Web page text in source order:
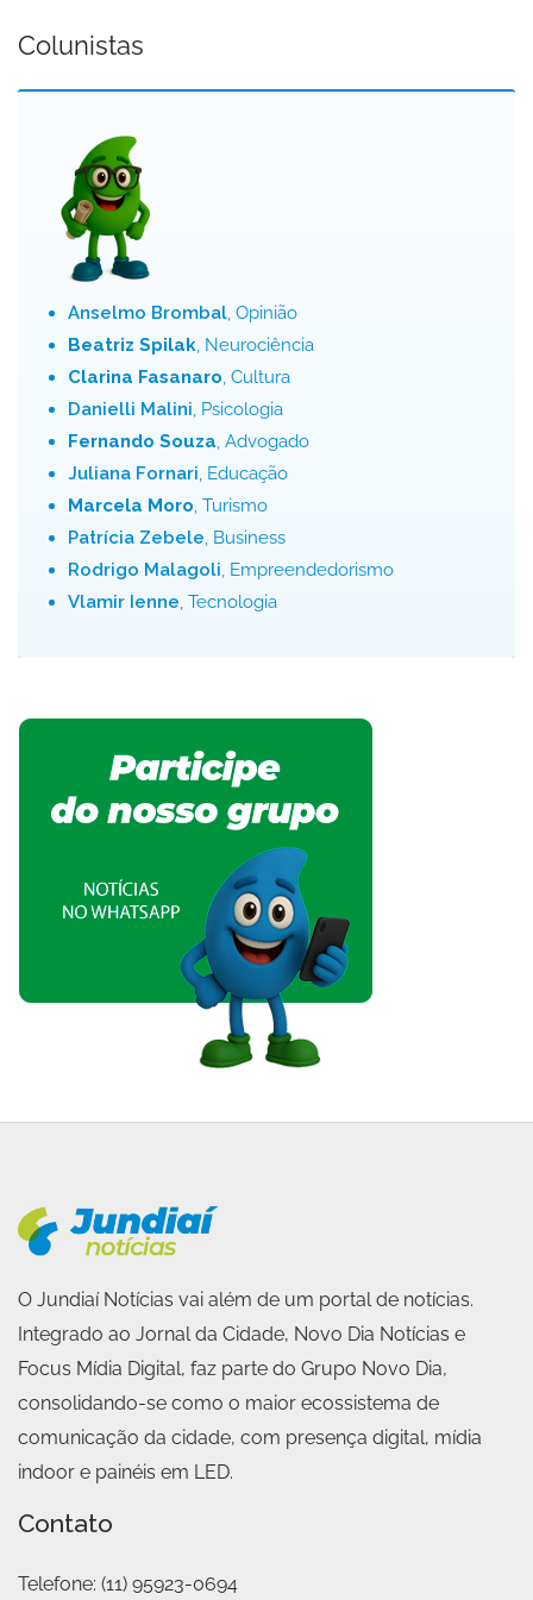
Colunistas
Anselmo Brombal, Opinião
Beatriz Spilak, Neurociência
Clarina Fasanaro, Cultura
Danielli Malini, Psicologia
Fernando Souza, Advogado
Juliana Fornari, Educação
Marcela Moro, Turismo
Patrícia Zebele, Business
Rodrigo Malagoli, Empreendedorismo
Vlamir Ienne, Tecnologia
O Jundiaí Notícias vai além de um portal de notícias.
Integrado ao Jornal da Cidade, Novo Dia Notícias e
Focus Mídia Digital, faz parte do Grupo Novo Dia,
consolidando-se como o maior ecossistema de
comunicação da cidade, com presença digital, mídia
indoor e painéis em LED.
Contato
Telefone: (11) 95923-0694